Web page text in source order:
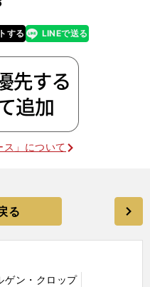
する
line LINEで送る
」について
る
ゲン・クロップ